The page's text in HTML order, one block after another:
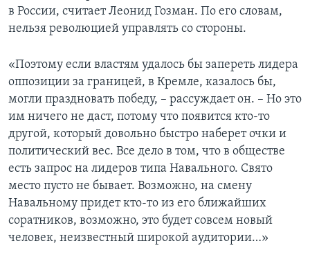
в России, считает Леонид Гозман. По его словам,
нельзя революцией управлять со стороны.
«Поэтому если властям удалось бы запереть лидера
оппозиции за границей, в Кремле, казалось бы,
могли праздновать победу, – рассуждает он. – Но это
им ничего не даст, потому что появится кто-то
другой, который довольно быстро наберет очки и
политический вес. Все дело в том, что в обществе
есть запрос на лидеров типа Навального. Свято
место пусто не бывает. Возможно, на смену
Навальному придет кто-то из его ближайших
соратников, возможно, это будет совсем новый
человек, неизвестный широкой аудитории…»